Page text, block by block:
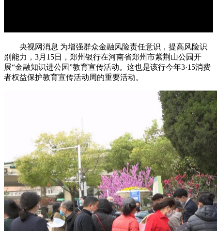
央视网消息 为增强群众金融风险责任意识，提高风险识
别能力，3月15日，郑州银行在河南省郑州市紫荆山公园开
展“金融知识进公园”教育宣传活动。这也是该行今年3·15消费
者权益保护教育宣传活动周的重要活动。